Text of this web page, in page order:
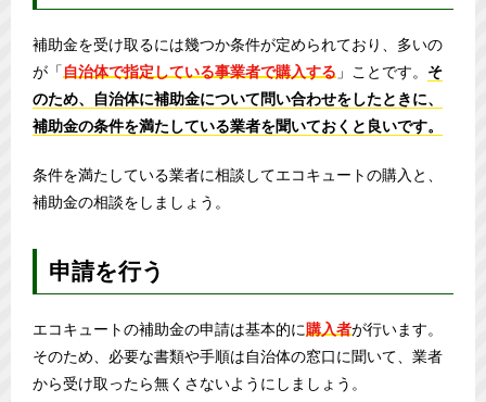
補助金を受け取るには幾つか条件が定められており、多いの
が「 自治体で指定している事業者で購入する 」ことです。 そ
のため、自治体に補助金について問い合わせをしたときに、
補助金の条件を満たしている業者を聞いておくと良いです。
条件を満たしている業者に相談してエコキュートの購入と、
補助金の相談をしましょう。
申請を行う
エコキュートの補助金の申請は基本的に 購入者が行います。
そのため、必要な書類や手順は自治体の窓口に聞いて、業者
から受け取ったら無くさないようにしましょう。